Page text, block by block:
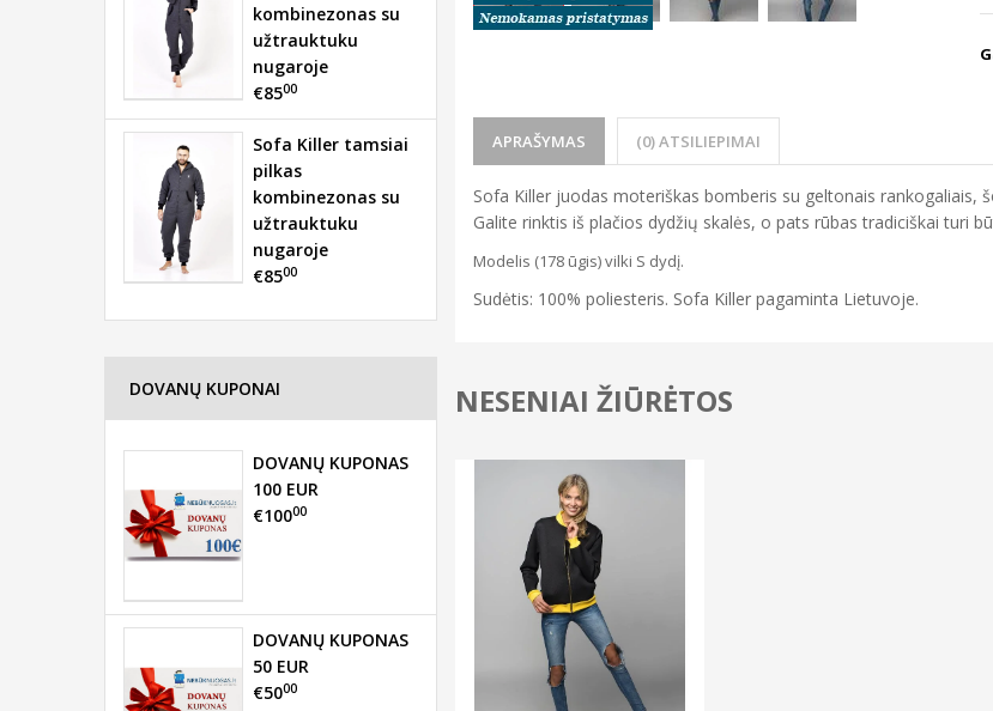
APRAŠYMAS (0) ATSILIEPIMAI
Sofa Killer juodas moteriškas bomberis su geltonais rankogaliais,
Galite rinktis iš plačios dydžių skalės, o pats rūbas tradiciškai turi
Modelis (178 ūgis) vilki S dydį.
Sudėtis: 100% poliesteris. Sofa Killer pagaminta Lietuvoje.
NESENIAI ŽIŪRĖTOS
kombinezonas su
užtrauktuku
nugaroje
€8500
Sofa Killer tamsiai
pilkas
kombinezonas su
užtrauktuku
nugaroje
€8500
DOVANŲ KUPONAI
DOVANŲ KUPONAS
100 EUR
€10000
DOVANŲ KUPONAS
50 EUR
€5000